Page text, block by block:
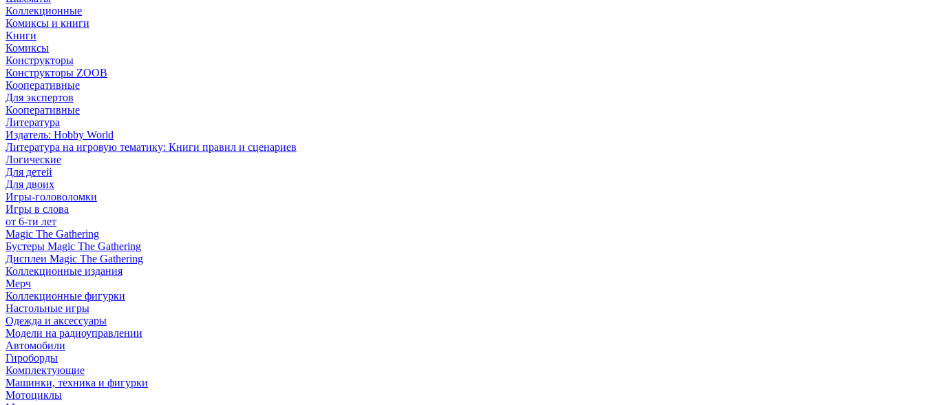
Коллекционные
Комиксы и книги
Книги
Комиксы
Конструкторы
Конструкторы ZOOB
Кооперативные
Для экспертов
Кооперативные
Литература
Издатель: Hobby World
Литература на игровую тематику: Книги правил и сценариев
Логические
Для детей
Для двоих
Игры-головоломки
Игры в слова
от 6-ти лет
Magic The Gathering
Бустеры Magic The Gathering
Дисплеи Magic The Gathering
Коллекционные издания
Мерч
Коллекционные фигурки
Настольные игры
Одежда и аксессуары
Модели на радиоуправлении
Автомобили
Гироборды
Комплектующие
Машинки, техника и фигурки
Мотоциклы